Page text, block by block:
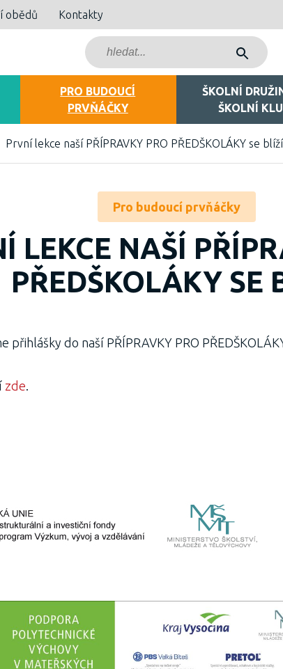
obědů Kontakty
PRO BUDOUCÍ
PRVŇÁČKY
ŠKOLNÍ
ŠKOLNÍ
První lekce naší PŘÍPRAVKY PRO PŘEDŠKOLÁKY se blíží
Pro budoucí prvňáčky
LEKCE NAŠÍ
PŘEDŠKOLÁKY SE
přihlášky do naší PŘÍPRAVKY PRO
zde.